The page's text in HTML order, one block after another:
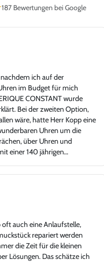
187 Bewertungen bei Google
ich auf der
im Budget für mich
CONSTANT wurde
Bei der zweiten Option,
wäre, hatte Herr Kopp eine
Uhren um die
über Uhren und
einer 140 jährigen
Danke!
oft auch eine Anlaufstelle,
repariert werden
die Zeit für die kleinen
Lösungen. Das schätze ich